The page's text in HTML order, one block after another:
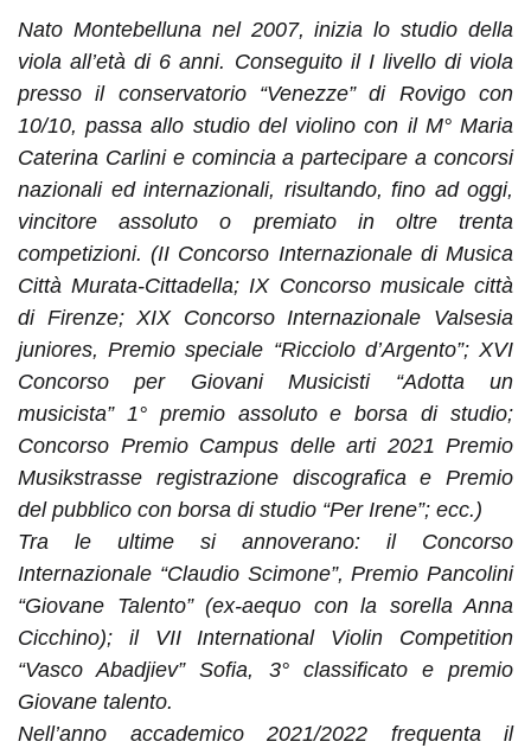
Nato Montebelluna nel 2007, inizia lo studio della
viola all’età di 6 anni. Conseguito il I livello di viola
presso il conservatorio “Venezze” di Rovigo con
10/10, passa allo studio del violino con il M° Maria
Caterina Carlini e comincia a partecipare a concorsi
nazionali ed internazionali, risultando, fino ad oggi,
vincitore assoluto o premiato in oltre trenta
competizioni. (II Concorso Internazionale di Musica
Città Murata-Cittadella; IX Concorso musicale città
di Firenze; XIX Concorso Internazionale Valsesia
juniores, Premio speciale “Ricciolo d’Argento”; XVI
Concorso per Giovani Musicisti “Adotta un
musicista” 1° premio assoluto e borsa di studio;
Concorso Premio Campus delle arti 2021 Premio
Musikstrasse registrazione discografica e Premio
del pubblico con borsa di studio “Per Irene”; ecc.)
Tra le ultime si annoverano: il Concorso
Internazionale “Claudio Scimone”, Premio Pancolini
“Giovane Talento” (ex-aequo con la sorella Anna
Cicchino); il VII International Violin Competition
“Vasco Abadjiev” Sofia, 3° classificato e premio
Giovane talento.
Nell’anno accademico 2021/2022 frequenta il